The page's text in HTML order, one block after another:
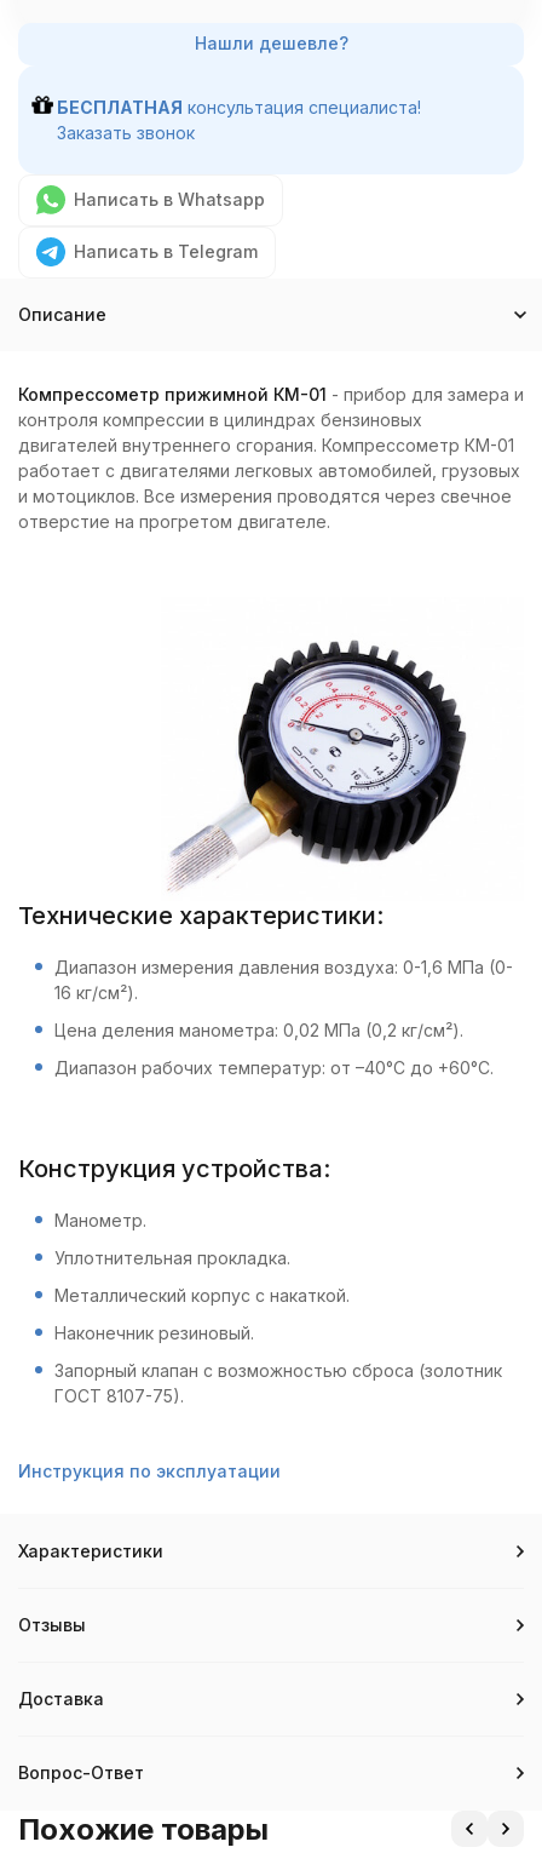
БЕСПЛАТНАЯ консультация специалиста!
Заказать звонок
Написать в Whatsapp
Написать в Telegram
Описание
Компрессометр прижимной КМ-01 - прибор для замера и
контроля компрессии в цилиндрах бензиновых
двигателей внутреннего сгорания. Компрессометр КМ-01
работает с двигателями легковых автомобилей, грузовых
и мотоциклов. Все измерения проводятся через свечное
отверстие на прогретом двигателе.
Технические характеристики:
Диапазон измерения давления воздуха: 0-1,6 МПа (0-
16 кг/см²).
Цена деления манометра: 0,02 МПа (0,2 кг/см²).
Диапазон рабочих температур: от –40°С до +60°С.
Конструкция устройства:
Манометр.
Уплотнительная прокладка.
Металлический корпус с накаткой.
Наконечник резиновый.
Запорный клапан с возможностью сброса (золотник
ГОСТ 8107-75).
Инструкция по эксплуатации
Характеристики
Отзывы
Доставка
Вопрос-Ответ
Похожие товары